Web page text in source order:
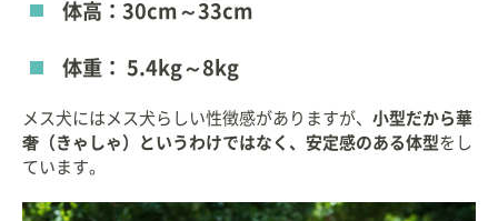
体高：30cm～33cm
体重： 5.4kg～8kg
メス犬にはメス犬らしい性徴感がありますが、 小型だから華
奢（きゃしゃ）というわけではなく、安定感のある体型をし
ています。